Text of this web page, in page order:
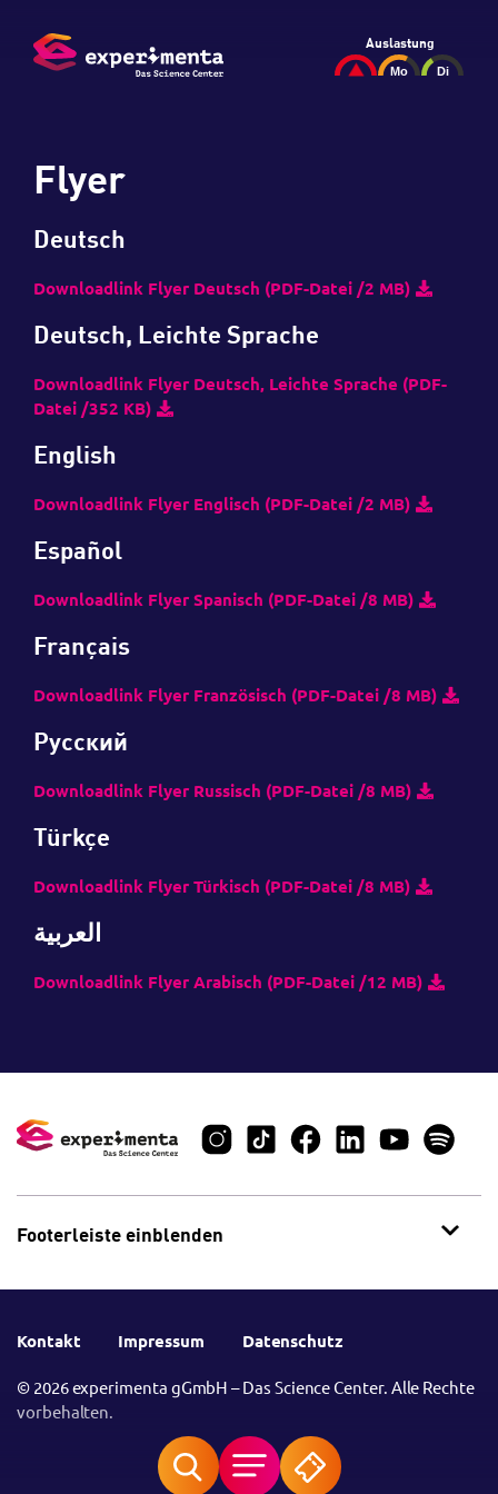
Auslastung
Flyer
Deutsch
Downloadlink Flyer Deutsch (PDF-Datei /2 MB)
Deutsch, Leichte Sprache
Downloadlink Flyer Deutsch, Leichte Sprache (PDF-
Datei /352 KB)
English
Downloadlink Flyer Englisch (PDF-Datei /2 MB)
Español
Downloadlink Flyer Spanisch (PDF-Datei /8 MB)
Français
Downloadlink Flyer Französisch (PDF-Datei /8 MB)
Русский
Downloadlink Flyer Russisch (PDF-Datei /8 MB)
Türkçe
Downloadlink Flyer Türkisch (PDF-Datei /8 MB)
العربية
Downloadlink Flyer Arabisch (PDF-Datei /12 MB)
Footerleiste einblenden
Kontakt Impressum Datenschutz
© 2026 experimenta gGmbH – Das Science Center. Alle Rechte
vorbehalten.